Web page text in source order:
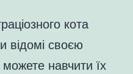
кота
відомі своєю
навчити їх